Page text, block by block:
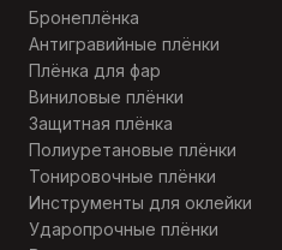
Бронеплёнка
Антигравийные плёнки
Плёнка для фар
Виниловые плёнки
Защитная плёнка
Полиуретановые плёнки
Тонировочные плёнки
Инструменты для оклейки
Ударопрочные плёнки